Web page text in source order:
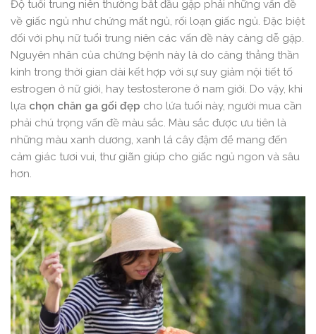
Độ tuổi trung niên thường bắt đầu gặp phải những vấn đề
về giấc ngủ như chứng mất ngủ, rối loạn giấc ngủ. Đặc biệt
đối với phụ nữ tuổi trung niên các vấn đề này càng dễ gặp.
Nguyên nhân của chứng bệnh này là do căng thẳng thần
kinh trong thời gian dài kết hợp với sự suy giảm nội tiết tố
estrogen ở nữ giới, hay testosterone ở nam giới. Do vậy, khi
lựa chọn chăn ga gối đẹp cho lứa tuổi này, người mua cần
phải chú trọng vấn đề màu sắc. Màu sắc được ưu tiên là
những màu xanh dương, xanh lá cây đậm để mang đến
cảm giác tươi vui, thư giãn giúp cho giấc ngủ ngon và sâu
hơn.